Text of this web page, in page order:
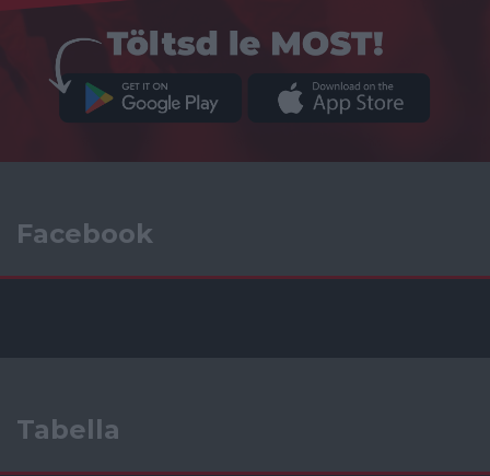
Facebook
Tabella